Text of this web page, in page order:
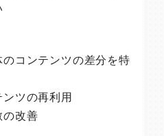
コンテンツの差分を特
ツの再利用
の改善